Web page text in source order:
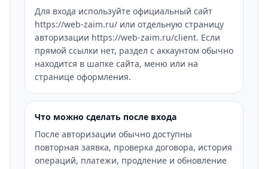
Для входа используйте официальный сайт
https://web-zaim.ru/ или отдельную страницу
авторизации https://web-zaim.ru/client. Если
прямой ссылки нет, раздел с аккаунтом обычно
находится в шапке сайта, меню или на
странице оформления.
Что можно сделать после входа
После авторизации обычно доступны
повторная заявка, проверка договора, история
операций, платежи, продление и обновление